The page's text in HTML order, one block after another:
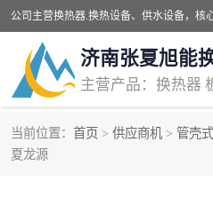
济南张夏旭能
当前位置： 首页 > 供应商机 > 管壳
夏龙源
管壳式换热器